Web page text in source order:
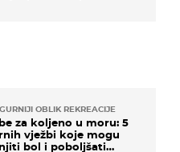
OBLIK REKREACIJE
za koljeno u moru: 5
vježbi koje mogu
bol i poboljšati